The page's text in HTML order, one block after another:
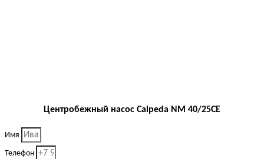
Центробежный насос Calpeda NM 40/25CE
Имя
Телефон